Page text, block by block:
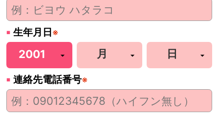
生年月日 ※
連絡先電話番号※